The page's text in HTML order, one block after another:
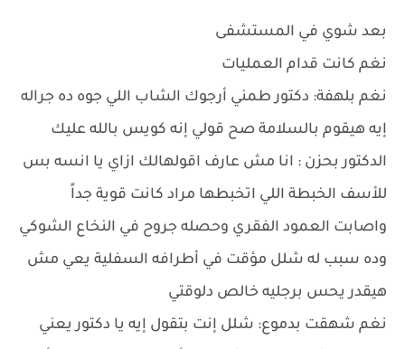
بعد شوي في المستشفى
نغم كانت قدام العمليات
نغم بلهفة: دكتور طمني أرجوك الشاب اللي جوه ده جراله
إيه هيقوم بالسلامة صح قولي إنه كويس بالله عليك
الدكتور بحزن : انا مش عارف اقولهالك ازاي يا انسه بس
للأسف الخبطة اللي اتخبطها مراد كانت قوية جداً
واصابت العمود الفقري وحصله جروح في النخاع الشوكي
وده سبب له شلل مؤقت في أطرافه السفلية يعي مش
هيقدر يحس برجليه خالص دلوقتي
نغم شهقت بدموع: شلل إنت بتقول إيه يا دكتور يعني